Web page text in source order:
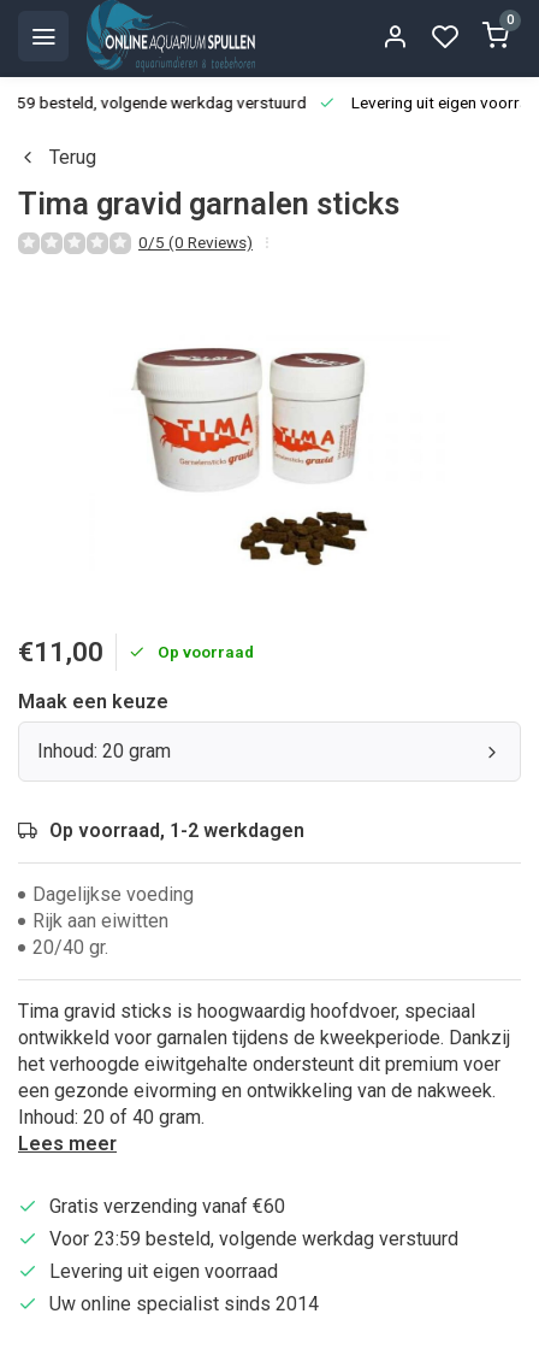
0
besteld, volgende werkdag verstuurd Levering uit eigen
Terug
Tima gravid garnalen sticks
0/5 (0 Reviews)
€11,00 Op voorraad
Maak een keuze
Inhoud: 20 gram
Op voorraad, 1-2 werkdagen
Dagelijkse voeding
Rijk aan eiwitten
20/40 gr.
Tima gravid sticks is hoogwaardig hoofdvoer, speciaal
ontwikkeld voor garnalen tijdens de kweekperiode. Dankzij
het verhoogde eiwitgehalte ondersteunt dit premium voer
een gezonde eivorming en ontwikkeling van de nakweek.
Inhoud: 20 of 40 gram.
Lees meer
Gratis verzending vanaf €60
Voor 23:59 besteld, volgende werkdag verstuurd
Levering uit eigen voorraad
Uw online specialist sinds 2014